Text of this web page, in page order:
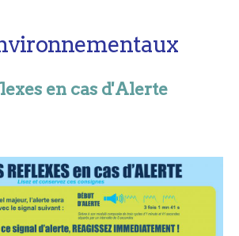
en cas d'Alerte